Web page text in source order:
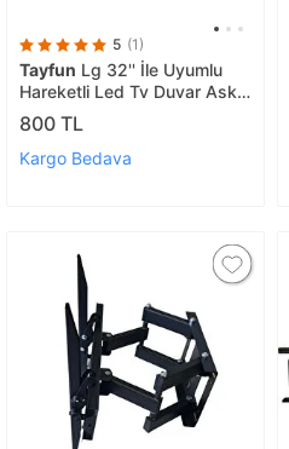
5 (1)
Tayfun Lg 32'' İle Uyumlu
Hareketli Led Tv Duvar Askı
Aparatı
800 TL
Kargo Bedava